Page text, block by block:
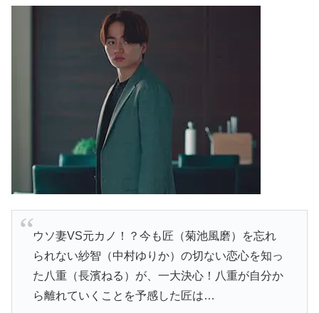
ウソ妻VS元カノ！？今も匠（菊池風磨）を忘れ
られない紗智（中村ゆりか）の切ない恋心を知っ
た八重（長濱ねる）が、一大決心！八重が自分か
ら離れていくことを予感した匠は…